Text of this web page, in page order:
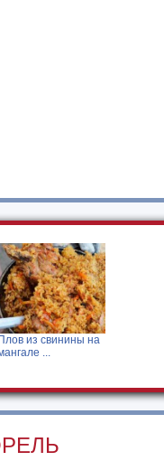
О, крошка! Как же ты
хороша!